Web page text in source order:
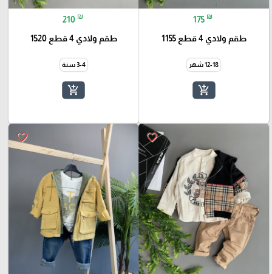
175 ₪
طقم ولادي 4 قطع 1155
12-18 شهر
add_shopping_cart
210 ₪
طقم ولادي 4 قطع 1520
3-4 سنة
add_shopping_cart
favorite_border
favorite_border